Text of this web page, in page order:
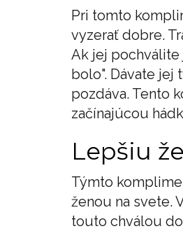
Pri tomto
vyzerať dobre.
Ak jej pochválite
bolo". Dávate jej
pozdáva. Tento
začínajúcou
Lepšiu
Týmto
ženou na svete.
touto chválou